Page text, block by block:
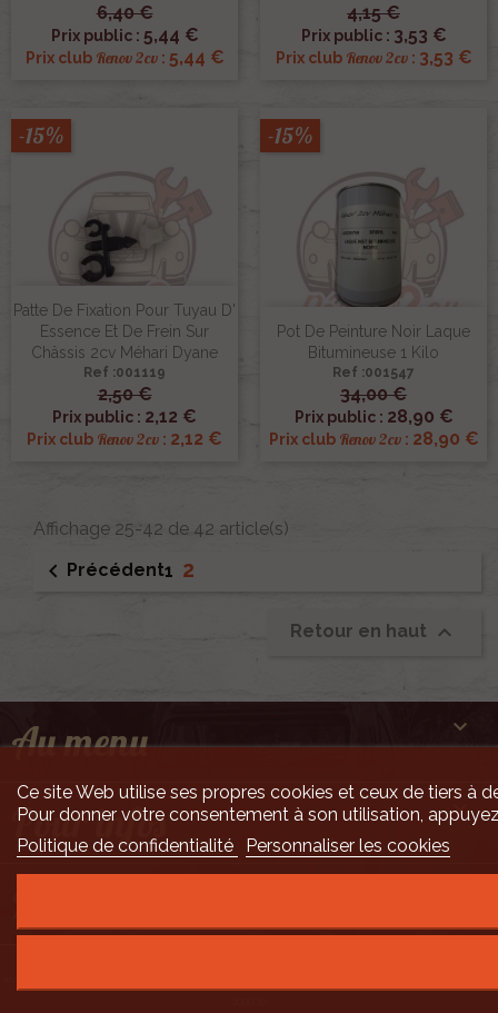
6,40 €
Prix public : 5,44 €
Prix club Renov 2cv: 5,44 €
4,15 €
Prix public : 3,53 €
Prix club Renov 2cv: 3,53 €
Patte De Fixation Pour Tuyau D'
Essence Et De Frein Sur
Châssis 2cv Méhari Dyane
Ref :001119
2,50 €
Prix public : 2,12 €
Prix club Renov 2cv : 2,12 €
-15%
Pot De Peinture Noir Laque
Bitumineuse 1 Kilo
Ref :001547
34,00 €
Prix public : 28,90 €
Prix club Renov 2cv: 28,90 €
-15%
Affichage 25-42 de 42 article(s)
 Précédent1 2
Retour en haut 
Au menu 
Pour infos 
Ce site Web utilise ses propres cookies et ceux de tiers à
Pour donner votre consentement à son utilisation,
Politique de confidentialité
Personnaliser les cookies